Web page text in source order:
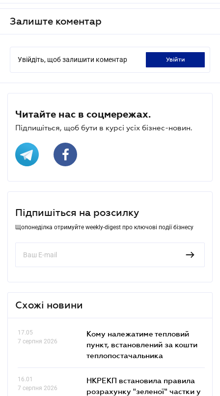
Залиште коментар
Увійдіть, щоб залишити коментар увійти
Читайте нас в соцмережах.
Підпишіться, щоб бути в курсі усіх бізнес-новин.
Підпишіться на розсилку
Щопонеділка отримуйте weekly-digest про ключові події бізнесу
Схожі новини
17.05
7 серпня 2026
Кому належатиме тепловий
пункт, встановлений за кошти
теплопостачальника
16.01
7 серпня 2026
НКРЕКП встановила правила
розрахунку "зеленої" частки у